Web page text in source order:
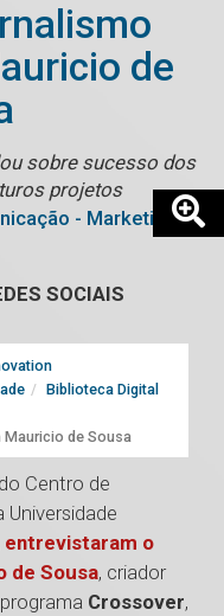
de
sobre sucesso dos
projetos
- Marketing
SOCIAIS
Biblioteca Digital
de Sousa
Centro de
Universidade
entrevistaram o
de Sousa, criador
Crossover,